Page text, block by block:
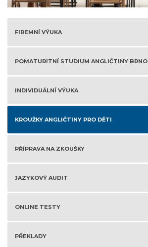
FIREMNÍ VÝUKA
POMATURITNÍ STUDIUM ANGLIČTINY BRNO
INDIVIDUÁLNÍ VÝUKA
KROUŽKY ANGLIČTINY PRO DĚTI
PŘÍPRAVA NA ZKOUŠKY
JAZYKOVÝ AUDIT
ONLINE TESTY
PŘEKLADY